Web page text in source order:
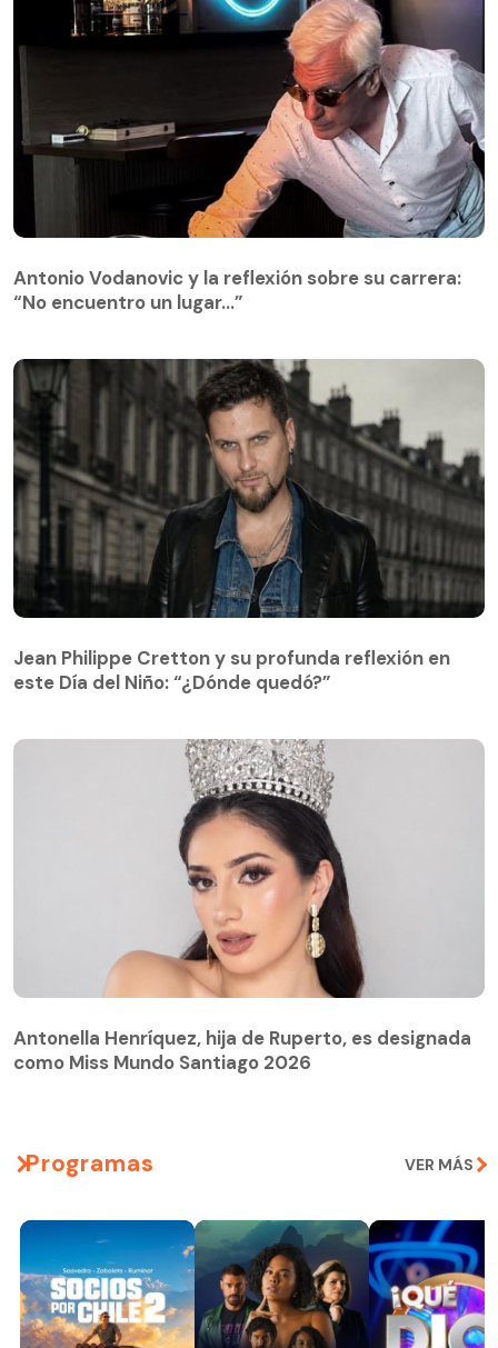
Antonio Vodanovic y la reflexión sobre su carrera:
“No encuentro un lugar…”
Jean Philippe Cretton y su profunda reflexión en
este Día del Niño: “¿Dónde quedó?”
Antonella Henríquez, hija de Ruperto, es designada
como Miss Mundo Santiago 2026
Programas VER MÁS